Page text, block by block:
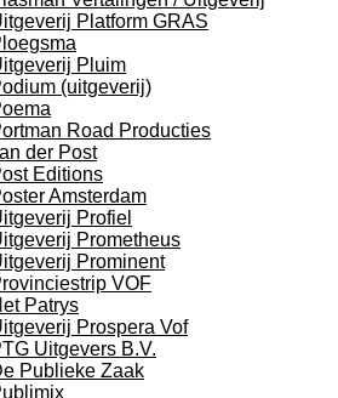
Platform GRAS
Pluim
(uitgeverij)
Road Producties
der Post
Editions
Amsterdam
Profiel
Prometheus
Prominent
VOF
Patrys
Prospera Vof
Uitgevers B.V.
Publieke Zaak